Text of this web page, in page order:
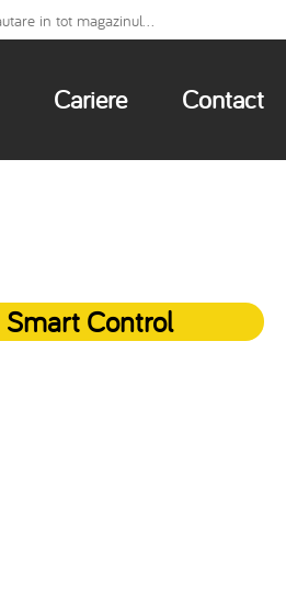
Cariere Contact
Smart Control